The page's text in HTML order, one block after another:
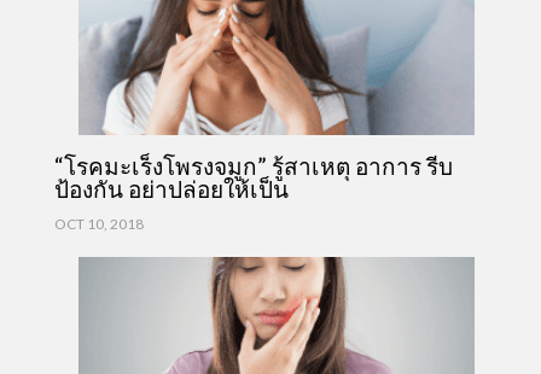
“โรคมะเร็งโพรงจมูก” รู้สาเหตุ อาการ รีบ
ป้องกัน อย่าปล่อยให้เป็น
OCT 10, 2018